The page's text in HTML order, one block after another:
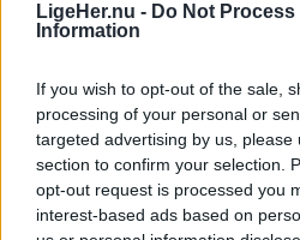
LigeHer.nu - Do Not Process
Information
If you wish to opt-out of the sale,
processing of your personal or
targeted advertising by us, please
section to confirm your selection.
opt-out request is processed you
interest-based ads based on
Aktuelt
Nordjyder kan se årtiets